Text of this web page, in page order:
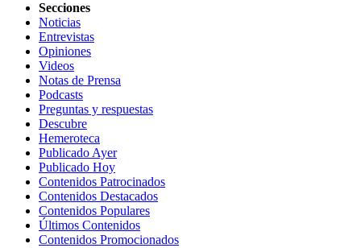
Secciones
Noticias
Entrevistas
Opiniones
Videos
Notas de Prensa
Podcasts
Preguntas y respuestas
Descubre
Hemeroteca
Publicado Ayer
Publicado Hoy
Contenidos Patrocinados
Contenidos Destacados
Contenidos Populares
Últimos Contenidos
Contenidos Promocionados